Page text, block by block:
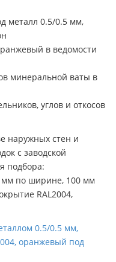
металл 0.5/0.5 мм,
в ведомости
минеральной ваты в
углов и откосов
наружных стен и
с заводской
подбора:
мм по ширине, 100 мм
RAL2004,
0.5/0.5 мм,
оранжевый под